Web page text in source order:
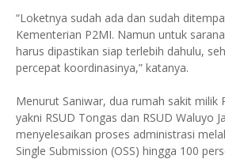
“Loketnya sudah ada dan sudah
Kementerian P2MI. Namun untuk
harus dipastikan siap terlebih dahulu,
percepat koordinasinya,” katanya.
Menurut Saniwar, dua rumah sakit milik
yakni RSUD Tongas dan RSUD Waluyo
menyelesaikan proses administrasi
Single Submission (OSS) hingga 100